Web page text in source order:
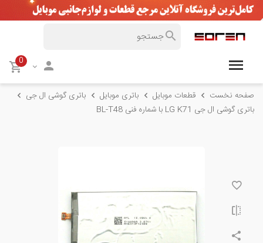
0
صفحه نخست قطعات موبایل باتری موبایل
باتری گوشی ال جی
باتری گوشی ال جی LG K71 با شماره فنی BL-T48